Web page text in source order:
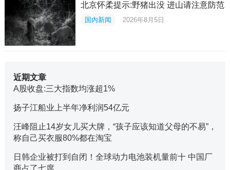
北京怀柔提示:野猪出没 进山请注意防范
国内新闻 2026年8月5日
近期文章
A股收盘:三大指数均涨超1%
扬子江船业上半年净利润54亿元
汪峰阻止14岁女儿买大牌，“孩子应该知道父母的不易”，
称自己买衣服80%都在淘宝
日韩企业被打到自闭！全球动力电池装机量前十 中国厂
商占了七席